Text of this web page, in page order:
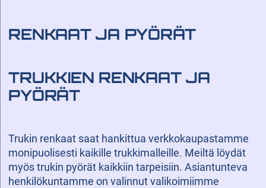
RENKAAT JA PYÖRÄT
TRUKKIEN RENKAAT JA
PYÖRÄT
Trukin renkaat saat hankittua verkkokaupastamme
monipuolisesti kaikille trukkimalleille. Meiltä löydät
myös trukin pyörät kaikkiin tarpeisiin. Asiantunteva
henkilökuntamme on valinnut valikoimiimme